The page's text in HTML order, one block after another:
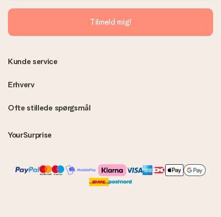
Tilmeld mig!
Ofte stillede spørgsmål
YourSurprise
Kunde service
Erhverv